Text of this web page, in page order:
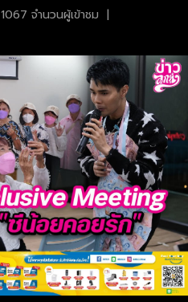
1067 จำนวนผู้เข้าชม |